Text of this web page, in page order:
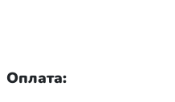
Оплата: